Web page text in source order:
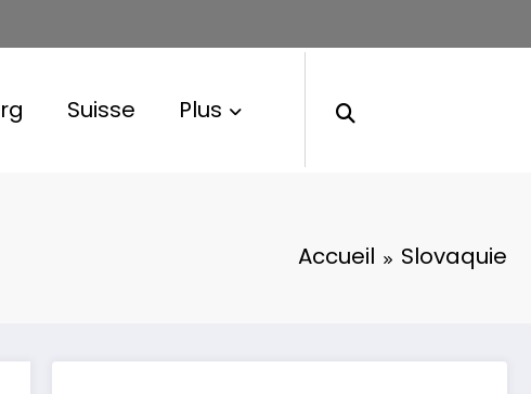
Suisse Plus
Accueil Slovaquie